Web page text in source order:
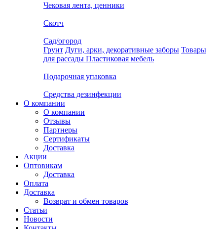
Чековая лента, ценники
Скотч
Сад/огород
Грунт Дуги, арки, декоративные заборы Товары
для рассады Пластиковая мебель
Подарочная упаковка
Средства дезинфекции
О компании
О компании
Отзывы
Партнеры
Сертификаты
Доставка
Акции
Оптовикам
Доставка
Оплата
Доставка
Возврат и обмен товаров
Статьи
Новости